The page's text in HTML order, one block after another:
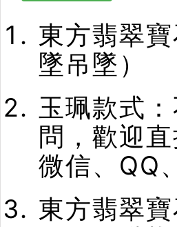
東方翡翠
墜吊墜）
玉珮款式
問，歡迎
微信、QQ
東方翡翠